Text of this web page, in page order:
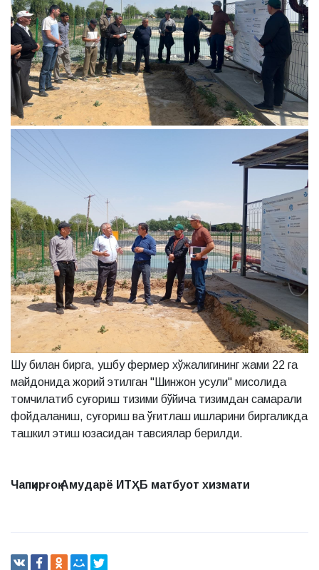
Шу билан бирга, ушбу фермер хўжалигининг жами 22 га
майдонида жорий этилган "Шинжон усули" мисолида
томчилатиб суғориш тизими бўйича тизимдан самарали
фойдаланиш, суғориш ва ўғитлаш ишларини биргаликда
ташкил этиш юзасидан тавсиялар берилди.
Чапқирғоқ Амударё ИТҲБ матбуот хизмати